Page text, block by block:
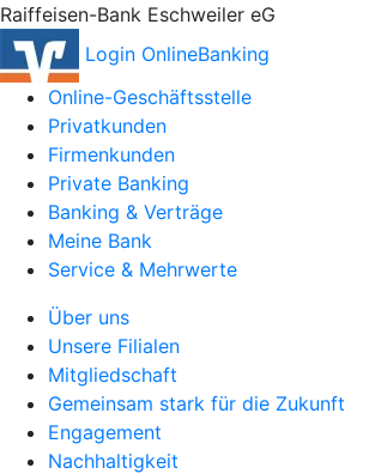
Raiffeisen-Bank Eschweiler eG
Login OnlineBanking
Online-Geschäftsstelle
Privatkunden
Firmenkunden
Private Banking
Banking & Verträge
Meine Bank
Service & Mehrwerte
Über uns
Unsere Filialen
Mitgliedschaft
Gemeinsam stark für die Zukunft
Engagement
Nachhaltigkeit